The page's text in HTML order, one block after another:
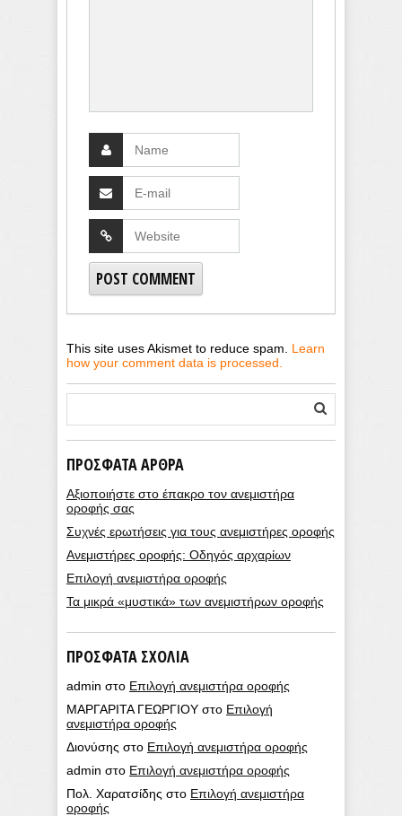
This site uses Akismet to reduce spam. Learn
how your comment data is processed.
ΠΡΌΣΦΑΤΑ ΆΡΘΡΑ
Αξιοποιήστε στο έπακρο τον ανεμιστήρα
οροφής σας
Συχνές ερωτήσεις για τους ανεμιστήρες οροφής
Ανεμιστήρες οροφής: Οδηγός αρχαρίων
Επιλογή ανεμιστήρα οροφής
Τα μικρά «μυστικά» των ανεμιστήρων οροφής
ΠΡΌΣΦΑΤΑ ΣΧΌΛΙΑ
admin στο Επιλογή ανεμιστήρα οροφής
ΜΑΡΓΑΡΙΤΑ ΓΕΩΡΓΙΟΥ στο Επιλογή
ανεμιστήρα οροφής
Διονύσης στο Επιλογή ανεμιστήρα οροφής
admin στο Επιλογή ανεμιστήρα οροφής
Πολ. Χαρατσίδης στο Επιλογή ανεμιστήρα
οροφής